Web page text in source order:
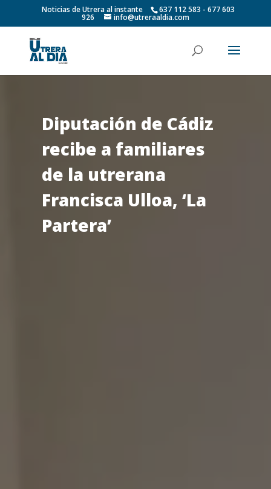
Noticias de Utrera al instante 637 112 583 - 677 603
926 info@utreraaldia.com
Diputación de Cádiz
recibe a familiares
de la utrerana
Francisca Ulloa, ‘La
Partera’